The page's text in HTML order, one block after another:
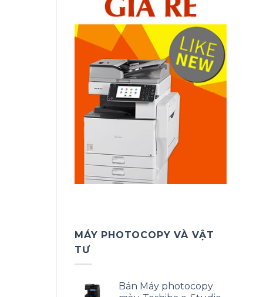
MÁY PHOTOCOPY VÀ VẬT
TƯ
Bán Máy photocopy